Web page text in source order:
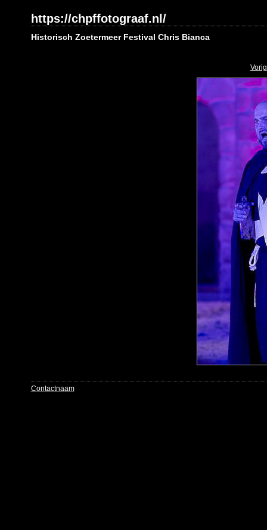
https://chpffotograaf.nl/
Historisch Zoetermeer Festival Chris Bianca
Contactnaam